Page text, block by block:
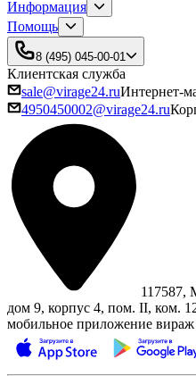
Информация
Помощь
8 (495) 045-00-01
Клиентская служба
sale@virage24.ruИнтернет-
4950450002@virage24.ru
117587,
дом 9, корпус 4, пом. II, ком.
мобильное приложение вираж